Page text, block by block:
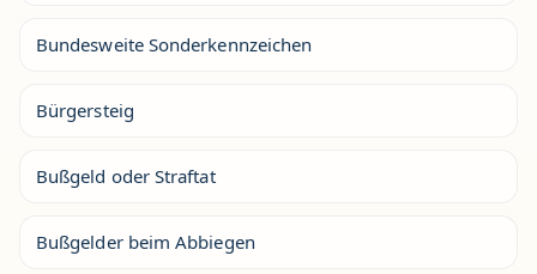
Bundesweite Sonderkennzeichen
Bürgersteig
Bußgeld oder Straftat
Bußgelder beim Abbiegen